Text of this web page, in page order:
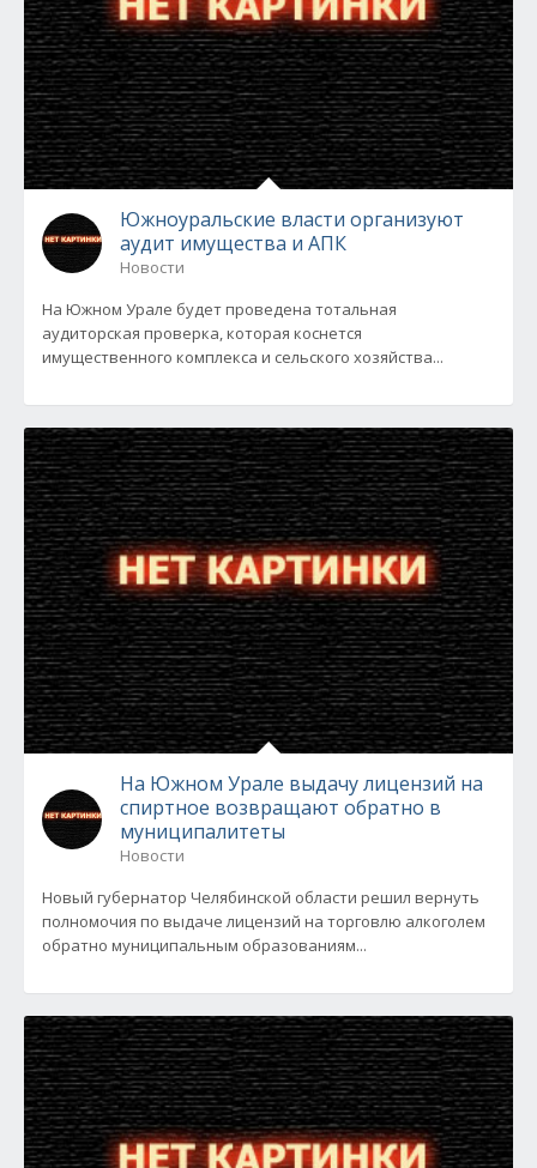
Южноуральские власти организуют
аудит имущества и АПК
Новости
На Южном Урале будет проведена тотальная
аудиторская проверка, которая коснется
имущественного комплекса и сельского хозяйства...
На Южном Урале выдачу лицензий на
спиртное возвращают обратно в
муниципалитеты
Новости
Новый губернатор Челябинской области решил вернуть
полномочия по выдаче лицензий на торговлю алкоголем
обратно муниципальным образованиям...